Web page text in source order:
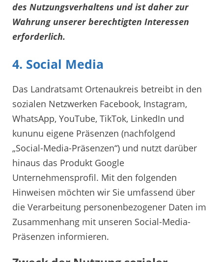
des Nutzungsverhaltens und ist daher zur
Wahrung unserer berechtigten Interessen
erforderlich.
4. Social Media
Das Landratsamt Ortenaukreis betreibt in den
sozialen Netzwerken Facebook, Instagram,
WhatsApp, YouTube, TikTok, LinkedIn und
kununu eigene Präsenzen (nachfolgend
„Social-Media-Präsenzen“) und nutzt darüber
hinaus das Produkt Google
Unternehmensprofil. Mit den folgenden
Hinweisen möchten wir Sie umfassend über
die Verarbeitung personenbezogener Daten im
Zusammenhang mit unseren Social-Media-
Präsenzen informieren.